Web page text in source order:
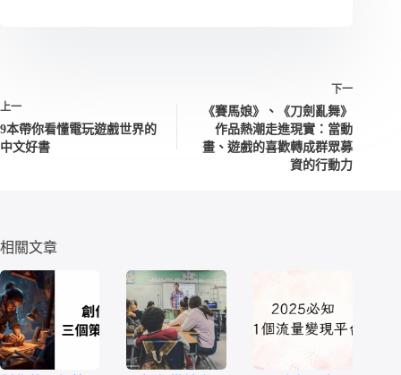
上一
9本帶你看懂電玩遊戲世界的
中文好書
下一
《賽馬娘》、《刀劍亂舞》
作品熱潮走進現實：當動
畫、遊戲的喜歡轉成群眾募
資的行動力
相關文章